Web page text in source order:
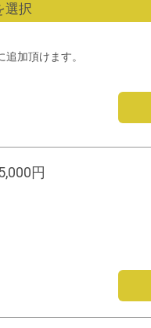
選択
加頂けます。
円